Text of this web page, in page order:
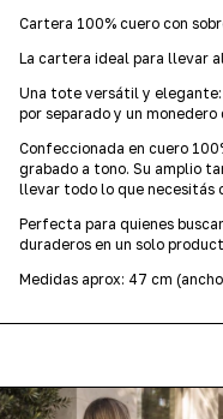
Cartera 100% cuero con
La cartera ideal para llevar
Una tote versátil y elegante:
por separado y un
Confeccionada en cuero
grabado a tono. Su amplio
llevar todo lo que necesitás
Perfecta para quienes
duraderos en un solo
Medidas aprox: 47 cm